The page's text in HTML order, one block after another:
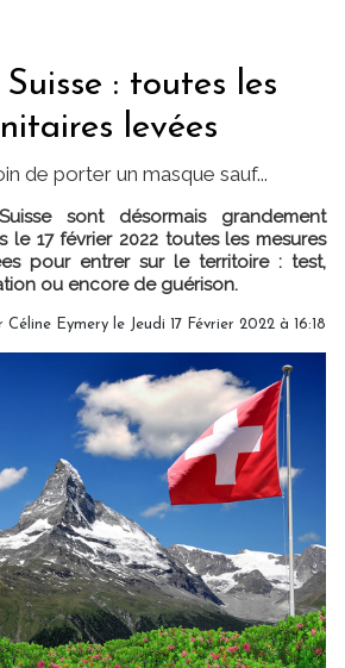
: toutes les
levées
de porter un masque sauf...
sont désormais grandement
le 17 février 2022 toutes les mesures
pour entrer sur le territoire : test,
ou encore de guérison.
Céline Eymery le Jeudi 17 Février 2022 à 16:18